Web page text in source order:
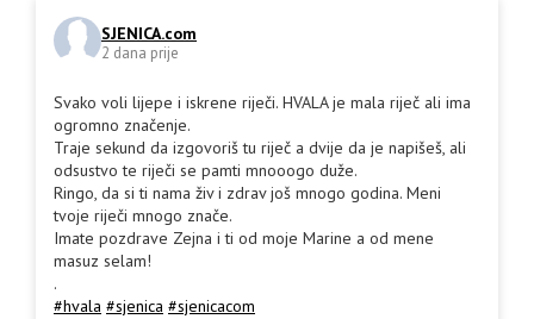
SJENICA.com
2 dana prije
Svako voli lijepe i iskrene riječi. HVALA je mala riječ ali ima
ogromno značenje.
Traje sekund da izgovoriš tu riječ a dvije da je napišeš, ali
odsustvo te riječi se pamti mnooogo duže.
Ringo, da si ti nama živ i zdrav još mnogo godina. Meni
tvoje riječi mnogo znače.
Imate pozdrave Zejna i ti od moje Marine a od mene
masuz selam!
.
#hvala #sjenica #sjenicacom